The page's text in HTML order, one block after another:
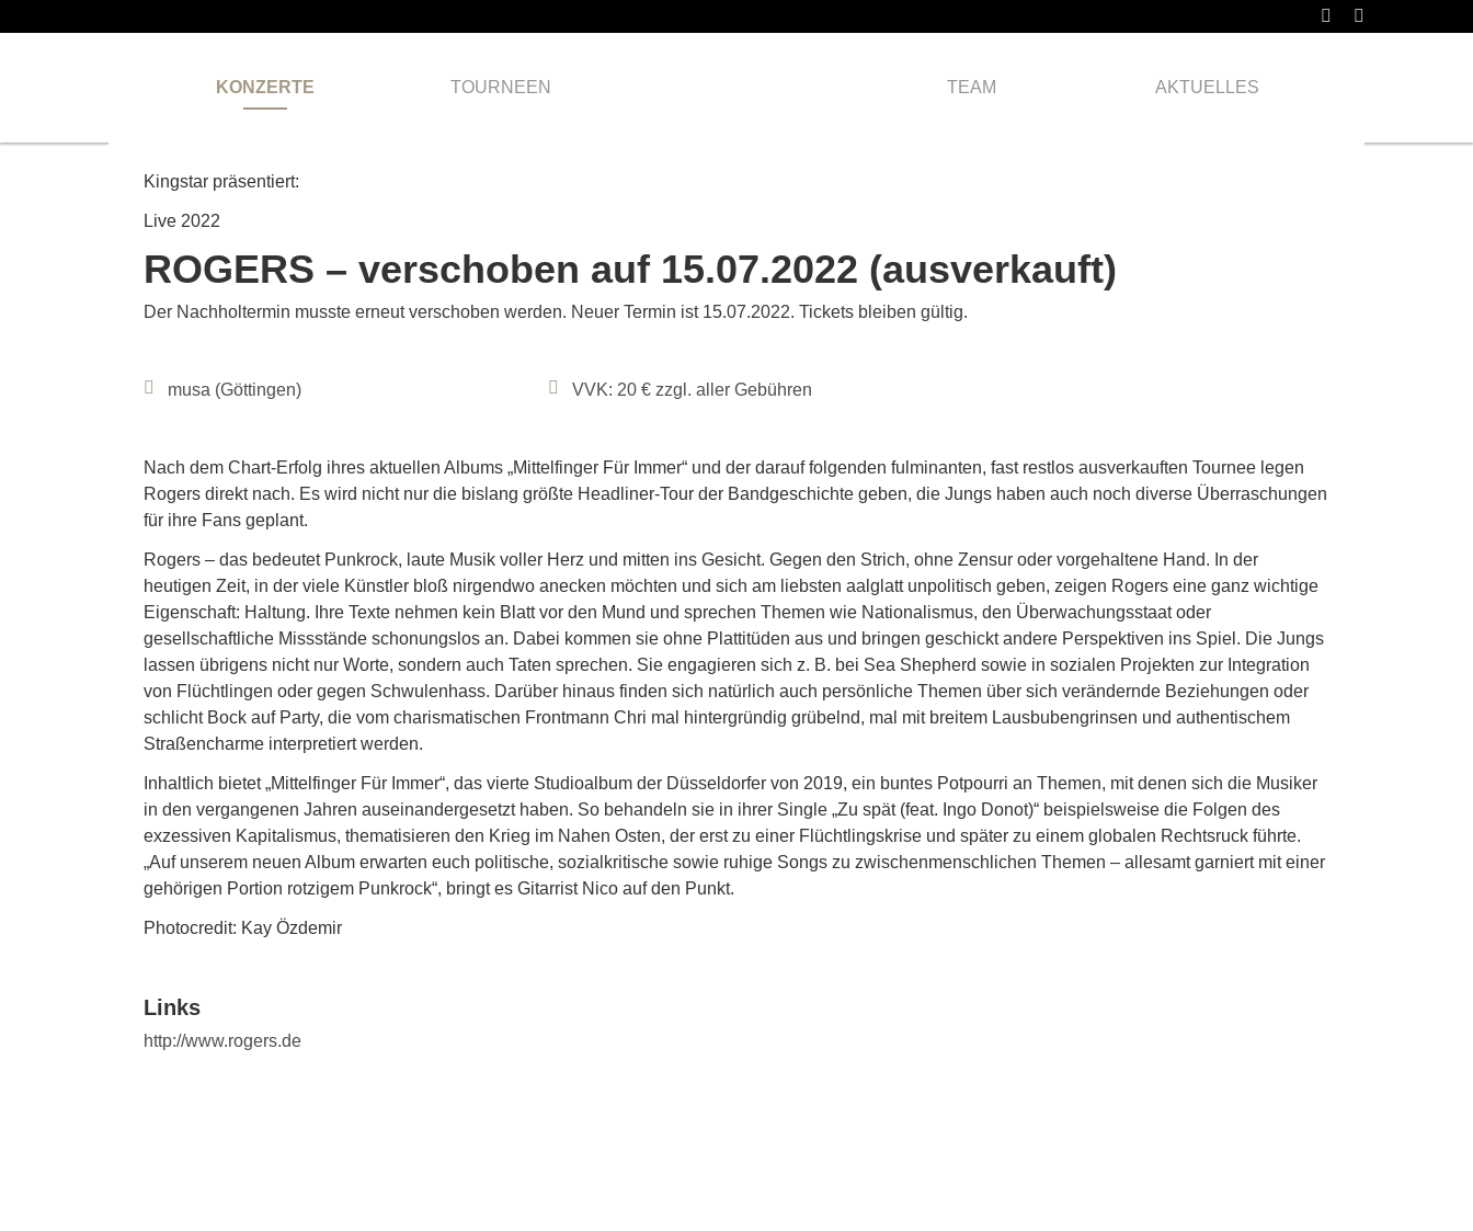
KONZERTE TOURNEEN TEAM AKTUELLES
VERLEGT
31.03.
Kingstar präsentiert:
Live 2022
ROGERS – verschoben auf 15.07.2022 (ausverkauft)
Der Nachholtermin musste erneut verschoben werden. Neuer Termin ist 15.07.2022. Tickets bleiben gültig.
musa (Göttingen) VVK: 20 € zzgl. aller Gebühren
Nach dem Chart-Erfolg ihres aktuellen Albums „Mittelfinger Für Immer“ und der darauf folgenden fulminanten, fast restlos ausverkauften Tournee legen
Rogers direkt nach. Es wird nicht nur die bislang größte Headliner-Tour der Bandgeschichte geben, die Jungs haben auch noch diverse Überraschungen
für ihre Fans geplant.
Rogers – das bedeutet Punkrock, laute Musik voller Herz und mitten ins Gesicht. Gegen den Strich, ohne Zensur oder vorgehaltene Hand. In der
heutigen Zeit, in der viele Künstler bloß nirgendwo anecken möchten und sich am liebsten aalglatt unpolitisch geben, zeigen Rogers eine ganz wichtige
Eigenschaft: Haltung. Ihre Texte nehmen kein Blatt vor den Mund und sprechen Themen wie Nationalismus, den Überwachungsstaat oder
gesellschaftliche Missstände schonungslos an. Dabei kommen sie ohne Plattitüden aus und bringen geschickt andere Perspektiven ins Spiel. Die Jungs
lassen übrigens nicht nur Worte, sondern auch Taten sprechen. Sie engagieren sich z. B. bei Sea Shepherd sowie in sozialen Projekten zur Integration
von Flüchtlingen oder gegen Schwulenhass. Darüber hinaus finden sich natürlich auch persönliche Themen über sich verändernde Beziehungen oder
schlicht Bock auf Party, die vom charismatischen Frontmann Chri mal hintergründig grübelnd, mal mit breitem Lausbubengrinsen und authentischem
Straßencharme interpretiert werden.
Inhaltlich bietet „Mittelfinger Für Immer“, das vierte Studioalbum der Düsseldorfer von 2019, ein buntes Potpourri an Themen, mit denen sich die Musiker
in den vergangenen Jahren auseinandergesetzt haben. So behandeln sie in ihrer Single „Zu spät (feat. Ingo Donot)“ beispielsweise die Folgen des
exzessiven Kapitalismus, thematisieren den Krieg im Nahen Osten, der erst zu einer Flüchtlingskrise und später zu einem globalen Rechtsruck führte.
„Auf unserem neuen Album erwarten euch politische, sozialkritische sowie ruhige Songs zu zwischenmenschlichen Themen – allesamt garniert mit einer
gehörigen Portion rotzigem Punkrock“, bringt es Gitarrist Nico auf den Punkt.
Photocredit: Kay Özdemir
Links
http://www.rogers.de